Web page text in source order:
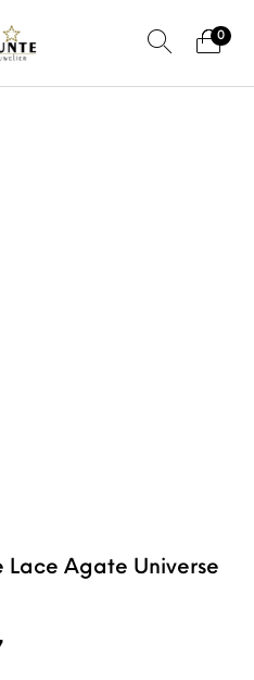
0
Lace Agate Universe
prijs
Huidige prijs is: